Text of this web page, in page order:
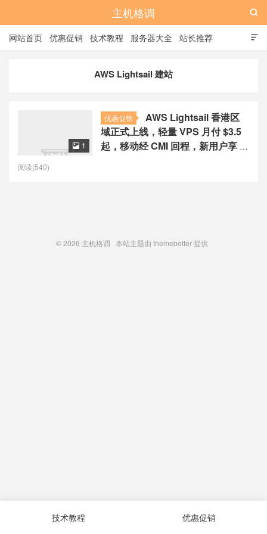
主机格调

网站首页 优惠促销 技术教程 服务器大全 站长推荐

AWS Lightsail 建站
优惠促销
AWS Lightsail 香港区
域正式上线，轻量 VPS 月付 $3.5
起，移动经 CMI 回程，新用户享 3
 1
阅读(540)
© 2026 主机格调 本站主题由 themebetter提供
技术教程 优惠促销